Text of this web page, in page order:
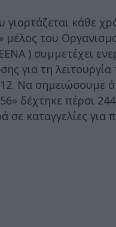
κάθε
μέλος του
) συμμετέχει
για τη λειτουργία
Να σημειώσουμε
δέχτηκε πέρσι
σε καταγγελίες για